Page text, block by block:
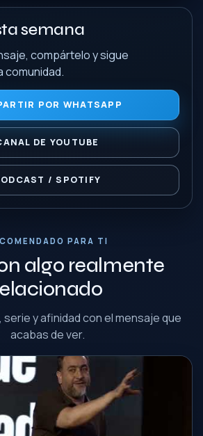
semana
compártelo y sigue
comunidad.
POR WHATSAPP
DE YOUTUBE
/ SPOTIFY
PARA TI
algo realmente
y afinidad con el mensaje que
acabas de ver.